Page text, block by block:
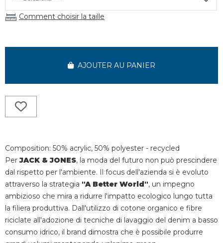
Comment choisir la taille
AJOUTER AU PANIER
Composition: 50% acrylic, 50% polyester - recycled
PerJACK & JONES, la moda del futuro non può prescindere
dal rispetto per l'ambiente. Il focus dell'azienda si è evoluto
attraverso la strategia "A Better World", un impegno
ambizioso che mira a ridurre l'impatto ecologico lungo tutta
la filiera produttiva. Dall'utilizzo di cotone organico e fibre
riciclate all'adozione di tecniche di lavaggio del denim a basso
consumo idrico, il brand dimostra che è possibile produrre